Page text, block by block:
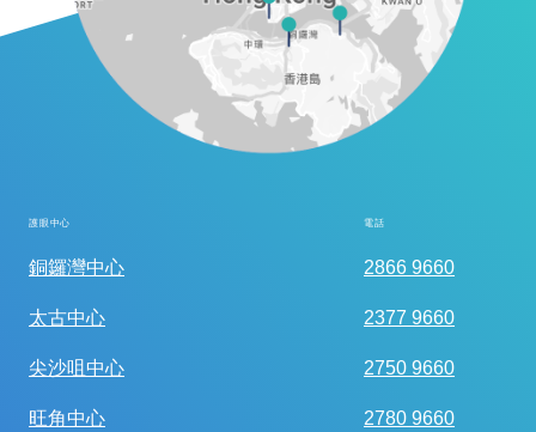
護眼中心 電話
銅鑼灣中心 2866 9660
太古中心 2377 9660
尖沙咀中心 2750 9660
旺角中心 2780 9660